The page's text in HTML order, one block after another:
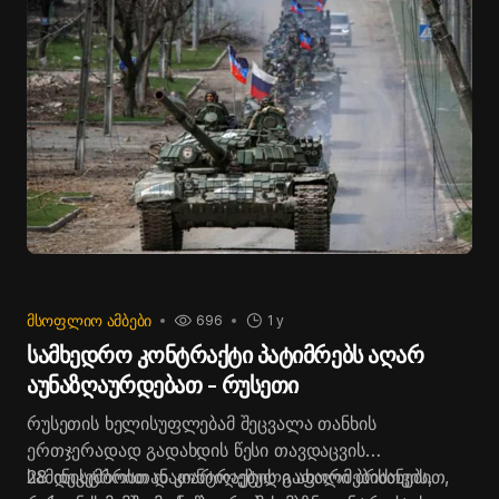
სახელმწიფო ტელეარხების პროპაგანდისტულ
გადაცემებში.
ᲛᲡᲝᲤᲚᲘᲝ ᲐᲛᲑᲔᲑᲘ 1 y
696
სამხედრო კონტრაქტი პატიმრებს აღარ
აუნაზღაურდებათ - რუსეთი
რუსეთის ხელისუფლებამ შეცვალა თანხის
ერთჯერადად გადახდის წესი თავდაცვის
სამინისტროსთან კონტრაქტის გაფორმებისთვის,
28 დეკემბრით დათარიღებული ახალი ბრძანებით,